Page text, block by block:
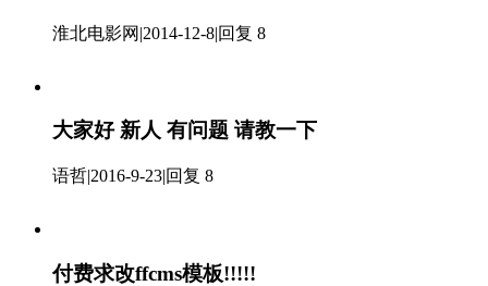
淮北电影网 |2014-12-8|回复 8
大家好 新人 有问题 请教一下
语哲|2016-9-23|回复 8
付费求改ffcms模板!!!!!